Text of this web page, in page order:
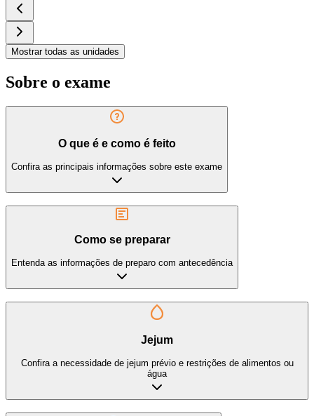
Mostrar todas as unidades
Sobre o exame
O que é e como é feito
Confira as principais informações sobre este exame
Como se preparar
Entenda as informações de preparo com antecedência
Jejum
Confira a necessidade de jejum prévio e restrições de alimentos ou
água